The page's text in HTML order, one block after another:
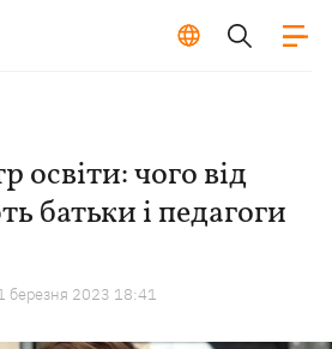
освіти: чого від
батьки і педагоги
березня 2023 18:41